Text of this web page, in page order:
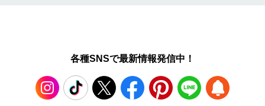
各種SNSで最新情報発信中！